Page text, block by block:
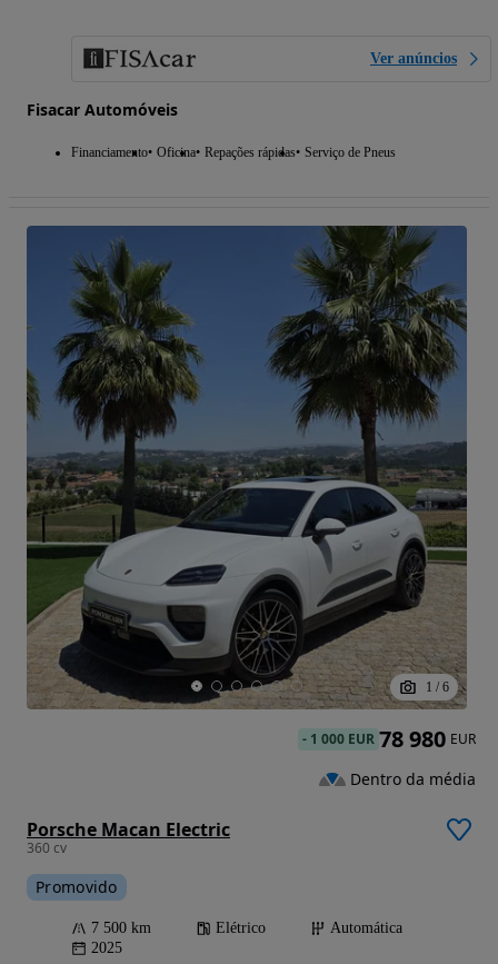
Ver anúncios
Fisacar Automóveis
Financiamento Oficina Repações rápidas Serviço de Pneus
1 / 6
Porsche Macan Electric
360 cv
Promovido
7 500 km Elétrico
Automática
2025
- 1 000 EUR 78 980 EUR
Dentro da média